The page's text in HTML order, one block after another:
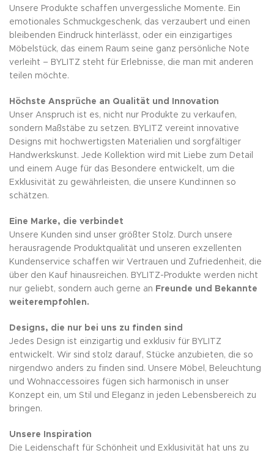
Unsere Produkte schaffen unvergessliche Momente. Ein
emotionales Schmuckgeschenk, das verzaubert und einen
bleibenden Eindruck hinterlässt, oder ein einzigartiges
Möbelstück, das einem Raum seine ganz persönliche Note
verleiht – BYLITZ steht für Erlebnisse, die man mit anderen
teilen möchte.
Höchste Ansprüche an Qualität und Innovation
Unser Anspruch ist es, nicht nur Produkte zu verkaufen,
sondern Maßstäbe zu setzen. BYLITZ vereint innovative
Designs mit hochwertigsten Materialien und sorgfältiger
Handwerkskunst. Jede Kollektion wird mit Liebe zum Detail
und einem Auge für das Besondere entwickelt, um die
Exklusivität zu gewährleisten, die unsere Kund:innen so
schätzen.
Eine Marke, die verbindet
Unsere Kunden sind unser größter Stolz. Durch unsere
herausragende Produktqualität und unseren exzellenten
Kundenservice schaffen wir Vertrauen und Zufriedenheit, die
über den Kauf hinausreichen. BYLITZ-Produkte werden nicht
nur geliebt, sondern auch gerne an Freunde und Bekannte
weiterempfohlen.
Designs, die nur bei uns zu finden sind
Jedes Design ist einzigartig und exklusiv für BYLITZ
entwickelt. Wir sind stolz darauf, Stücke anzubieten, die so
nirgendwo anders zu finden sind. Unsere Möbel, Beleuchtung
und Wohnaccessoires fügen sich harmonisch in unser
Konzept ein, um Stil und Eleganz in jeden Lebensbereich zu
bringen.
Unsere Inspiration
Die Leidenschaft für Schönheit und Exklusivität hat uns zu